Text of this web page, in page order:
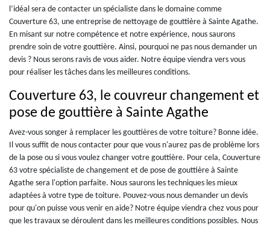
l’idéal sera de contacter un spécialiste dans le domaine comme
Couverture 63, une entreprise de nettoyage de gouttière à Sainte Agathe.
En misant sur notre compétence et notre expérience, nous saurons
prendre soin de votre gouttière. Ainsi, pourquoi ne pas nous demander un
devis ? Nous serons ravis de vous aider. Notre équipe viendra vers vous
pour réaliser les tâches dans les meilleures conditions.
Couverture 63, le couvreur changement et
pose de gouttière à Sainte Agathe
Avez-vous songer à remplacer les gouttières de votre toiture? Bonne idée.
Il vous suffit de nous contacter pour que vous n'aurez pas de problème lors
de la pose ou si vous voulez changer votre gouttière. Pour cela, Couverture
63 votre spécialiste de changement et de pose de gouttière à Sainte
Agathe sera l'option parfaite. Nous saurons les techniques les mieux
adaptées à votre type de toiture. Pouvez-vous nous demander un devis
pour qu'on puisse vous venir en aide? Notre équipe viendra chez vous pour
que les travaux se déroulent dans les meilleures conditions possibles. Nous